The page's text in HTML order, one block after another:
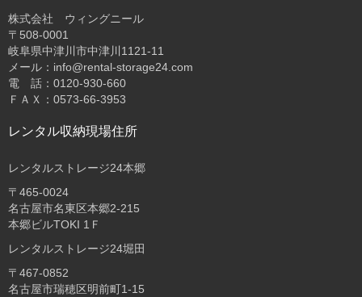
株式会社 ウィングニール
〒508-0001
岐阜県中津川市中津川1121-11
メール：info@rental-storage24.com
電 話：0120-930-660
ＦＡＸ：0573-66-3953
レンタル収納現場住所
レンタルストレージ24本郷
〒465-0024
名古屋市名東区本郷2-215
本郷ビルTOKI 1Ｆ
レンタルストレージ24堀田
〒467-0852
名古屋市瑞穂区明前町1-15